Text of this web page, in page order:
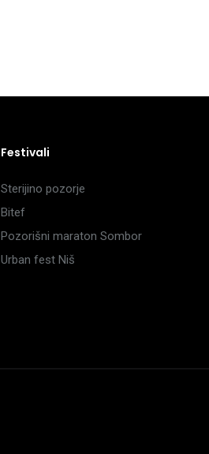
Festivali
Sterijino pozorje
Bitef
Pozorišni maraton Sombor
Urban fest Niš